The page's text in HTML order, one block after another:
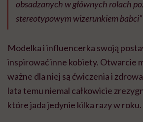
obsadzanych w głównych rolach
stereotypowym wizerunkiem babci”
Modelka i influencerka swoją
inspirować inne kobiety. Otwarcie
ważne dla niej są ćwiczenia i
lata temu niemal całkowicie
które jada jedynie kilka razy w roku.